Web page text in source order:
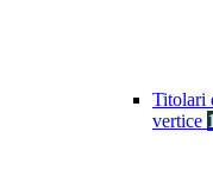
Titolari
vertice 1